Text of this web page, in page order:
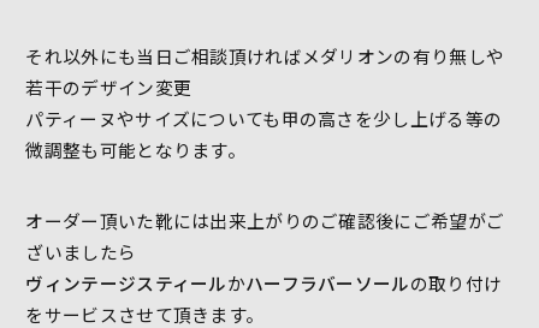
それ以外にも当日ご相談頂ければメダリオンの有り無しや
若干のデザイン変更
パティーヌやサイズについても甲の高さを少し上げる等の
微調整も可能となります。
オーダー頂いた靴には出来上がりのご確認後にご希望がご
ざいましたら
ヴィンテージスティールかハーフラバーソールの取り付け
をサービスさせて頂きます。